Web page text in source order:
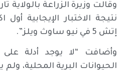
وقالت وزيرة الزراعة بالولاية
نتيجة الاختبار الإيجابية
إتش 5 في نيو ساوث ويلز”.
وأضافت “لا يوجد أدلة
الحيوانات البرية المحلية،